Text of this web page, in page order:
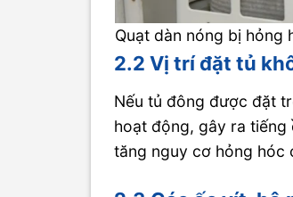
Quạt dàn nóng bị hỏng
2.2 Vị trí đặt tủ
Nếu tủ đông được đặt
hoạt động, gây ra
tăng nguy cơ hỏng hóc